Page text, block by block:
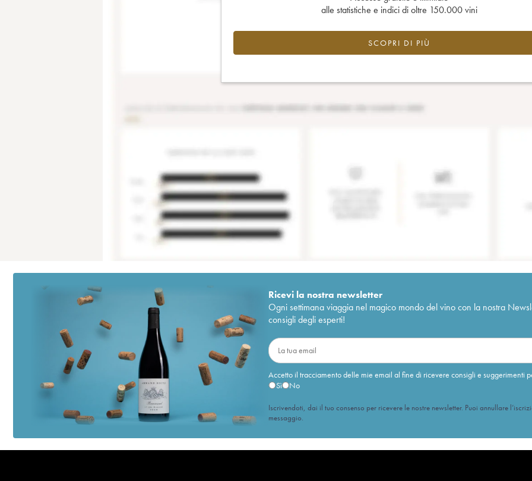
alle statistiche e indici di oltre 150.000 vini
SCOPRI DI PIÙ
Ricevi la nostra newsletter
Ogni settimana viaggia nel magico mondo del vino con la nostra
consigli degli esperti!
Accetto il tracciamento delle mie email al fine di ricevere consigli e suggerimenti
Sì
No
Iscrivendoti, dai il tuo consenso per ricevere le nostre newsletter. Puoi annullare
messaggio.